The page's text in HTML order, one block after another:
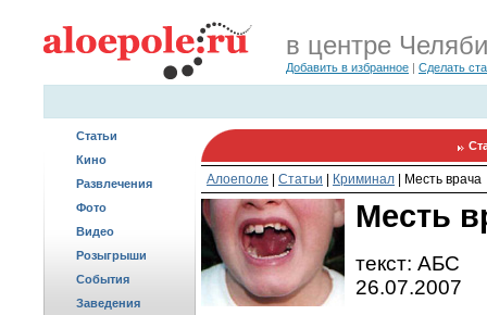
в центре
Добавить в избранное | Сделать
Статьи
Кино
Развлечения
Фото
Видео
Розыгрыши
События
Заведения
Алоеполе Статьи Криминал Месть врача
Месть
текст: АБС
26.07.2007